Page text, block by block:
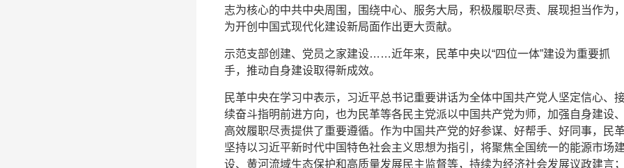
志为核心的中共中央周围，围绕中心、服务大局，积极履职尽责、展现担当作为，
为开创中国式现代化建设新局面作出更大贡献。
示范支部创建、党员之家建设……近年来，民革中央以“四位一体”建设为重要抓
手，推动自身建设取得新成效。
民革中央在学习中表示，习近平总书记重要讲话为全体中国共产党人坚定信心、
续奋斗指明前进方向，也为民革等各民主党派以中国共产党为师，加强自身建设、
高效履职尽责提供了重要遵循。作为中国共产党的好参谋、好帮手、好同事，民
坚持以习近平新时代中国特色社会主义思想为指引，将聚焦全国统一的能源市场
设、黄河流域生态保护和高质量发展民主监督等，持续为经济社会发展议政建言；